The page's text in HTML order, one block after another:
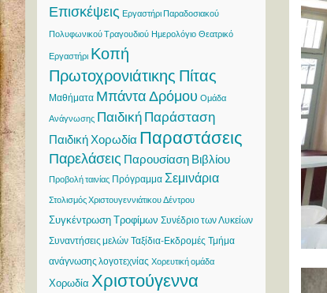
Επισκέψεις Εργαστήρι Παραδοσιακού
Πολυφωνικού Τραγουδιού Ημερολόγιο Θεατρικό
Εργαστήρι Κοπή
Πρωτοχρονιάτικης Πίτας
Μαθήματα Μπάντα Δρόμου Ομάδα
Ανάγνωσης Παιδική Παράσταση
Παιδική Χορωδία Παραστάσεις
Παρελάσεις Παρουσίαση Βιβλίου
Προβολή ταινίας Πρόγραμμα Σεμινάρια
Στολισμός Χριστουγεννιάτικου Δέντρου
Συγκέντρωση Τροφίμων Συνέδριο των Λυκείων
Συναντήσεις μελών Ταξίδια-Εκδρομές Τμήμα
ανάγνωσης λογοτεχνίας Χορευτική ομάδα
Χορωδία Χριστούγεννα